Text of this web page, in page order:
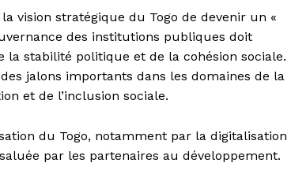
vision stratégique du Togo de devenir un «
des institutions publiques doit
stabilité politique et de la cohésion sociale.
jalons importants dans les domaines de la
et de l’inclusion sociale.
du Togo, notamment par la digitalisation
par les partenaires au développement.